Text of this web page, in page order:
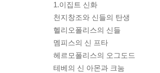
1.이집트 신화
천지창조와 신들의 탄생
헬리오폴리스의 신들
멤피스의 신 프타
헤르모폴리스의 오그도드
테베의 신 아몬과 크눔